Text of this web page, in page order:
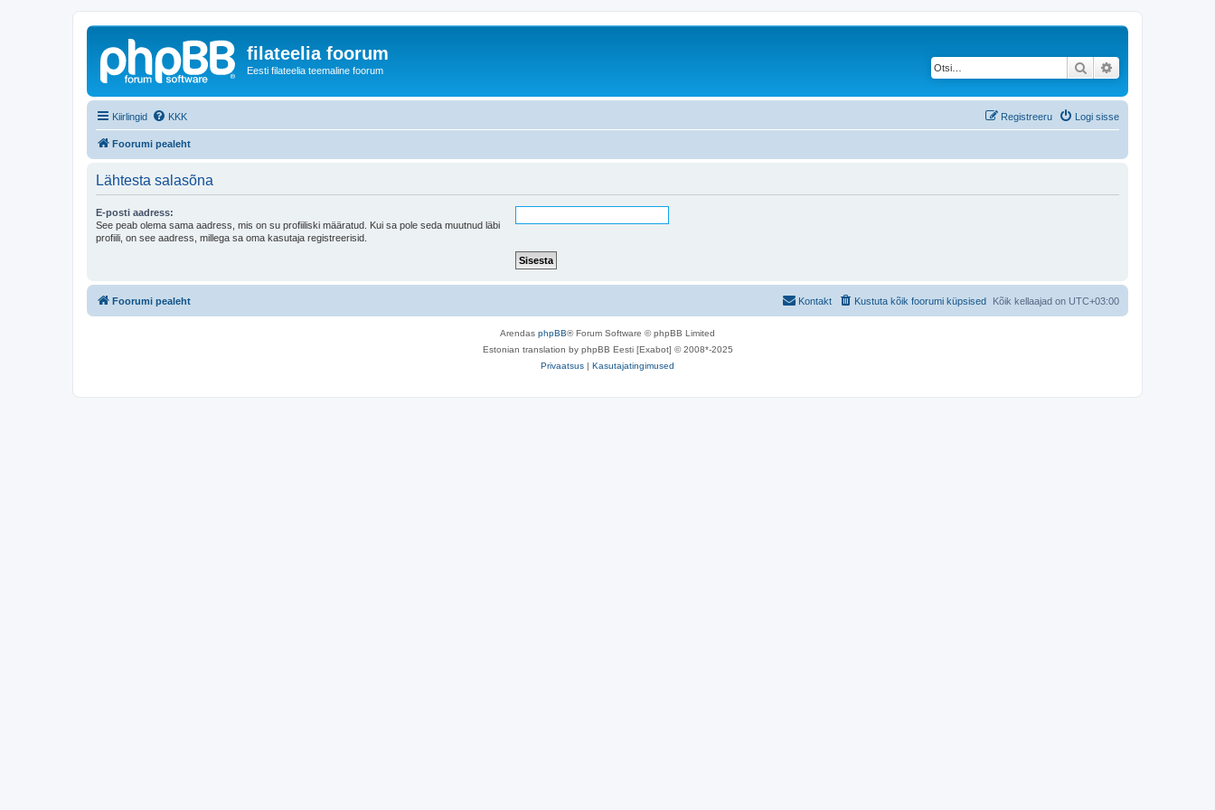
filateelia foorum
Eesti filateelia teemaline foorum Otsi
Kiirlingid KKK Logi sisse
Registreeru
Foorumi pealeht
Lähtesta salasõna
E-posti aadress:
See peab olema sama aadress, mis on su profiiliski määratud. Kui sa pole seda muutnud läbi
profiili, on see aadress, millega sa oma kasutaja registreerisid.
Foorumi pealeht Kõik kellaajad on UTC+03:00
Kustuta kõik foorumi küpsised
Kontakt
Arendas phpBB® Forum Software © phpBB Limited
Estonian translation by phpBB Eesti [Exabot] © 2008*-2025
Privaatsus | Kasutajatingimused